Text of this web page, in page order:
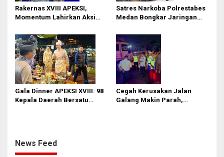
Rakernas XVIII APEKSI,
Momentum Lahirkan Aksi
Satres Narkoba Polrestabes
Medan Bongkar Jaringan
Kg Daun Haram Gagal
Beredar!
Gala Dinner APEKSI XVIII: 98
Kepala Daerah Bersatu
Cegah Kerusakan Jalan
Galang Makin Parah,
News Feed